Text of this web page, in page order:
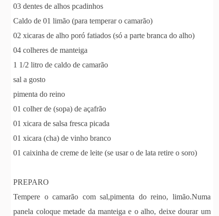
03 dentes de alhos pcadinhos
Caldo de 01 limão (para temperar o camarão)
02 xicaras de alho poró fatiados (só a parte branca do alho)
04 colheres de manteiga
1 1/2 litro de caldo de camarão
sal a gosto
pimenta do reino
01 colher de (sopa) de açafrão
01 xicara de salsa fresca picada
01 xicara (cha) de vinho branco
01 caixinha de creme de leite (se usar o de lata retire o soro)
PREPARO
Tempere o camarão com sal,pimenta do reino, limão.Numa
panela coloque metade da manteiga e o alho, deixe dourar um